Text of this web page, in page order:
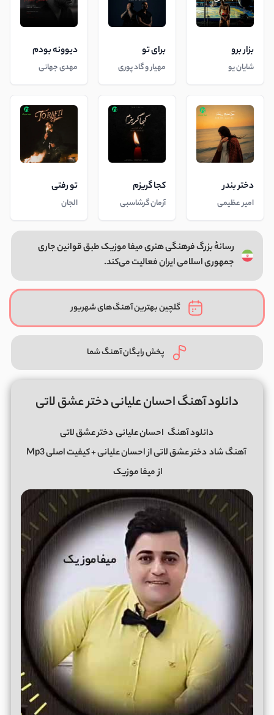
بزار برو
شایان یو
برای تو
مهیار و گاد پوری
دیوونه بودم
مهدی جهانی
دختر بندر
امیر عظیمی
کجا گریزم
آرمان گرشاسبی
تو رفتی
الجان
رسانهٔ بزرگ فرهنگی هنری میفا موزیک طبق قوانین جاری
جمهوری اسلامی ایران فعالیت می‌کند.
گلچین بهترین آهنگ‌های شهریور
پخش رایگان آهنگ شما
دانلود آهنگ احسان علیانی دختر عشق لاتی
دانلود آهنگ احسان علیانیدختر عشق لاتی
آهنگ شاد
دختر عشق لاتی از احسان علیانی + کیفیت اصلی Mp3
ازمیفا موزیک